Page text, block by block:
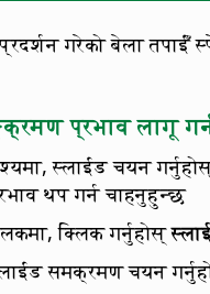
गरेको बेला तपाईँ
प्रभाव लागू
स्लाईड चयन
थप गर्न चाहनुहुन्छ
क्लिक गर्नुहोस्
समक्रमण चयन